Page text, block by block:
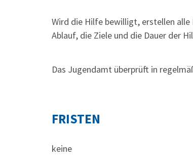
Wird die Hilfe bewilligt, erstellen
Ablauf, die Ziele und die Dauer der
Das Jugendamt überprüft in
FRISTEN
keine